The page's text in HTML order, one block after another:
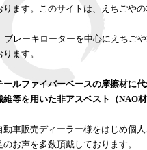
ます。このサイトは、えちごや
ブレーキローターを中心にえちご
ます。
ールファイバーベースの摩擦材に
等を用いた非アスベスト（NAO
動車販売ディーラー様をはじめ個
お声を多数頂戴しております。